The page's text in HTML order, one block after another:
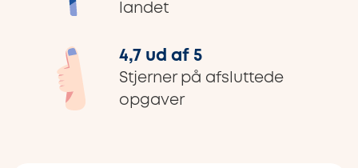
landet
4,7 ud af 5
Stjerner på afsluttede
opgaver